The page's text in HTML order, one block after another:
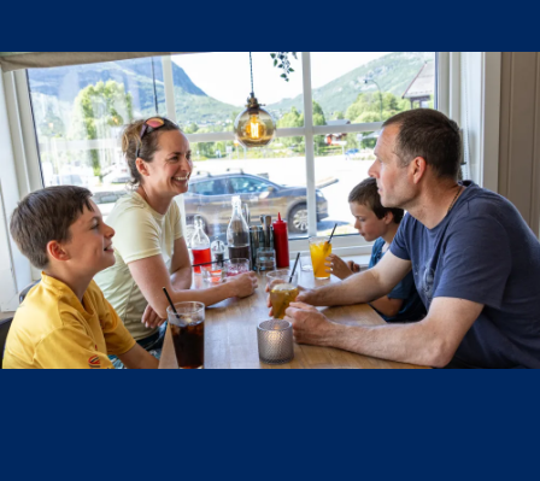
Mat og drikke
Øverst i Setesdal er det ikke bare naturopplevelser
som står på menyen. Hovden byr på et bredt utvalg
av spisesteder av god standard!
Les mer om spisestedene på Hovden